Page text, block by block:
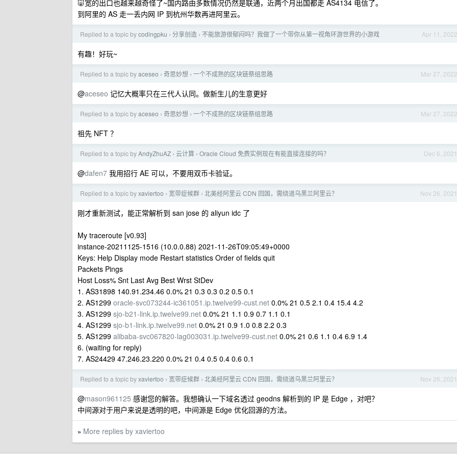
🐷宽的出口也越来越奇怪了~国内路由多数情况仍然是联通，近两个月出国都走 AS4134 电信了。
到阿里的 AS 走一丢内网 IP 到杭州华数再进阿里云。
Apr 11, 2022
Replied to a topic bycodingpku › 分享创造 › 不能旅游很郁闷吗？我做了一个带你从第一视角环游世界的小游戏
有趣！好玩~
Mar 27, 2022
Replied to a topic byaceseo › 奇思妙想 › 一个不成熟的区块链祭组思路
@aceseo 记忆大概率只在三代人认同。做新生儿的生意更好
Mar 27, 2022
Replied to a topic byaceseo › 奇思妙想 › 一个不成熟的区块链祭组思路
祖先 NFT ？
Dec 6, 2021
Replied to a topic byAndyZhuAZ › 云计算 › Oracle Cloud 免费实例现在有能直接连接的吗？
@dafen7 我用招行 AE 可以，不要用双币卡验证。
Nov 26, 2021
Replied to a topic byxaviertoo › 宽带症候群 › 北美经阿里云 CDN 回国，需绕道乌黑兰阿里云？
刚才重新测试，能正常解析到 san jose 的 aliyun idc 了
My traceroute [v0.93]
instance-20211125-1516 (10.0.0.88) 2021-11-26T09:05:49+0000
Keys: Help Display mode Restart statistics Order of fields quit
Packets Pings
Host Loss% Snt Last Avg Best Wrst StDev
1. AS31898 140.91.234.46 0.0% 21 0.3 0.3 0.2 0.5 0.1
2. AS1299 oracle-svc073244-ic361051.ip.twelve99-cust.net 0.0% 21 0.5 2.1 0.4 15.4 4.2
3. AS1299 sjo-b21-link.ip.twelve99.net 0.0% 21 1.1 0.9 0.7 1.1 0.1
4. AS1299 sjo-b1-link.ip.twelve99.net 0.0% 21 0.9 1.0 0.8 2.2 0.3
5. AS1299 alibaba-svc067820-lag003031.ip.twelve99-cust.net 0.0% 21 0.6 1.1 0.4 6.9 1.4
6. (waiting for reply)
7. AS24429 47.246.23.220 0.0% 21 0.4 0.5 0.4 0.6 0.1
Nov 26, 2021
Replied to a topic byxaviertoo › 宽带症候群 › 北美经阿里云 CDN 回国，需绕道乌黑兰阿里云？
@mason961125 感谢您的解答。我想确认一下域名透过 geodns 解析到的 IP 是 Edge ，对吧？
中间源对于用户来说是透明的吧，中间源是 Edge 优化回源的方法。
» More replies by xaviertoo